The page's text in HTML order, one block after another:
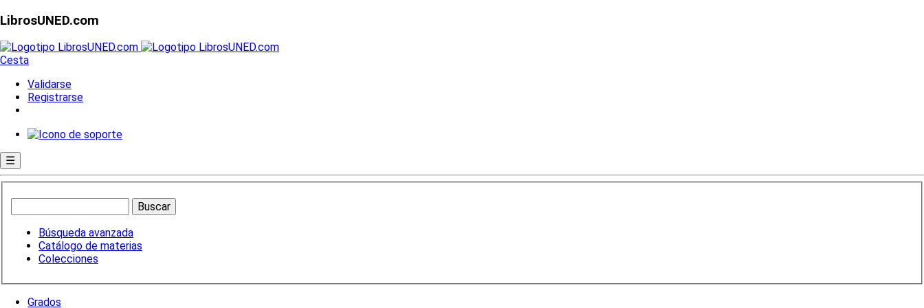
LibrosUNED.com
Cesta
Validarse
Registrarse
☰
Búsqueda avanzada
Catálogo de materias
Colecciones
Grados